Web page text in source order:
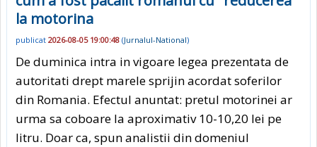
la motorina
publicat 2026-08-05 19:00:48 (Jurnalul-National)
De duminica intra in vigoare legea prezentata de
autoritati drept marele sprijin acordat soferilor
din Romania. Efectul anuntat: pretul motorinei ar
urma sa coboare la aproximativ 10-10,20 lei pe
litru. Doar ca, spun analistii din domeniul